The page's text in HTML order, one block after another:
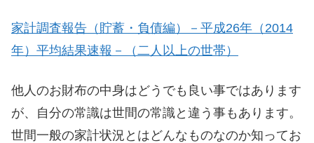
家計調査報告（貯蓄・負債編）－平成26年（2014
年）平均結果速報－（二人以上の世帯）
他人のお財布の中身はどうでも良い事ではあります
が、自分の常識は世間の常識と違う事もあります。
世間一般の家計状況とはどんなものなのか知ってお